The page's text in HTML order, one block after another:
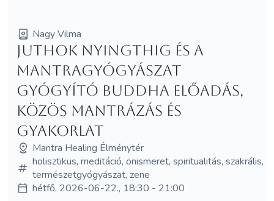
Nagy Vilma
Juthok Nyingthig és a
Mantragyógyászat
Gyógyító Buddha előadás,
közös mantrázás és
gyakorlat
Mantra Healing Élménytér
holisztikus, meditáció, önismeret, spiritualitás, szakrális,
természetgyógyászat, zene
hétfő, 2026-06-22., 18:30 - 21:00